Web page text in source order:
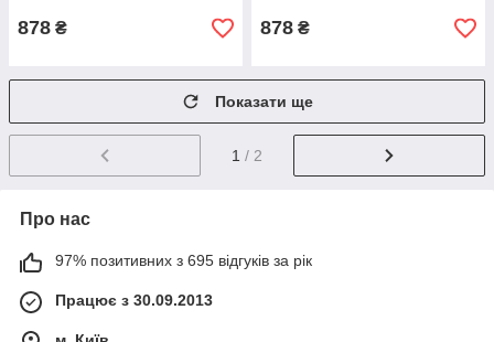
878 ₴ 878 ₴
Показати ще
1 / 2
Про нас
97% позитивних з 695 відгуків за рік
Працює з 30.09.2013